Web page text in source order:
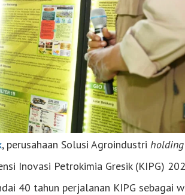
, perusahaan Solusi Agroindustri holding
Inovasi Petrokimia Gresik (KIPG)
40 tahun perjalanan KIPG sebagai